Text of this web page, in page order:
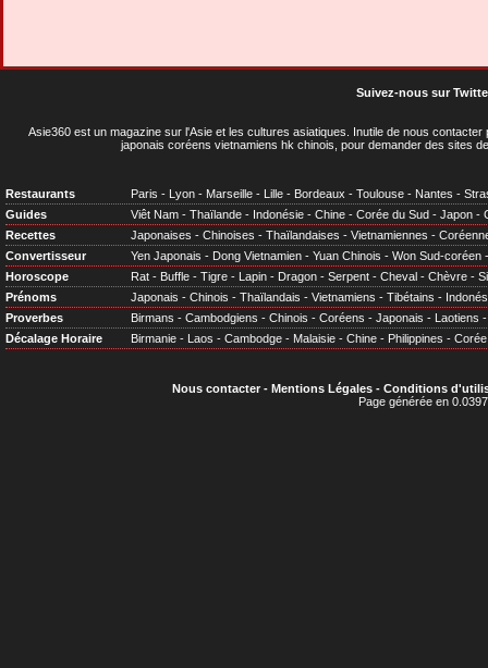
Suivez-nous sur
Asie360 est un magazine sur l'Asie et les cultures asiatiques . Inutile de nous
japonais coréens vietnamiens hk chinois, pour demander des sites
Restaurants Paris - Lyon - Marseille - Lille - Bordeaux - Toulouse - Nantes -
Guides
Viêt Nam - Thaïlande - Indonésie - Chine - Corée du Sud - Japon -
Recettes
Japonaises - Chinoises - Thaïlandaises - Vietnamiennes -
Convertisseur
Yen Japonais - Dong Vietnamien - Yuan Chinois - Won Sud-coréen
Horoscope
Rat - Buffle - Tigre - Lapin - Dragon - Serpent - Cheval - Chèvre -
Prénoms
Japonais - Chinois - Thaïlandais - Vietnamiens - Tibétains -
Proverbes
Birmans - Cambodgiens - Chinois - Coréens - Japonais - Laotiens
Décalage Horaire
Birmanie - Laos - Cambodge - Malaisie - Chine - Philippines - Corée
Nous contacter- Mentions Légales- Conditions
Page générée en